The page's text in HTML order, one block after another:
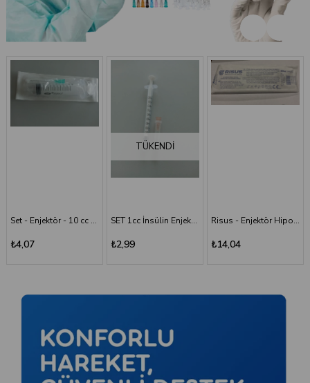
SET 1cc İnsülin Enjektörü - 26G/0.45x13 mm
₺2,99
Risus - Enjektör Hipodermik İğneli Şırınga 50 ML - 3 Parça - 21G (0.80x38 mm)
₺14,04
Risus 1 ML Enjektör Hipodermik İğneli Şırınga - 26G x(13mm)
₺2,99